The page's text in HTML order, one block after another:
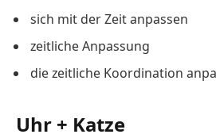
sich mit der Zeit anpassen
zeitliche Anpassung
die zeitliche Koordination
Uhr + Katze